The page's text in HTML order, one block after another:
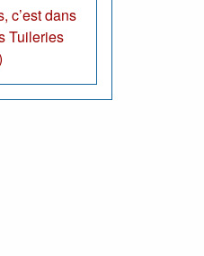
c’est dans
Tuileries